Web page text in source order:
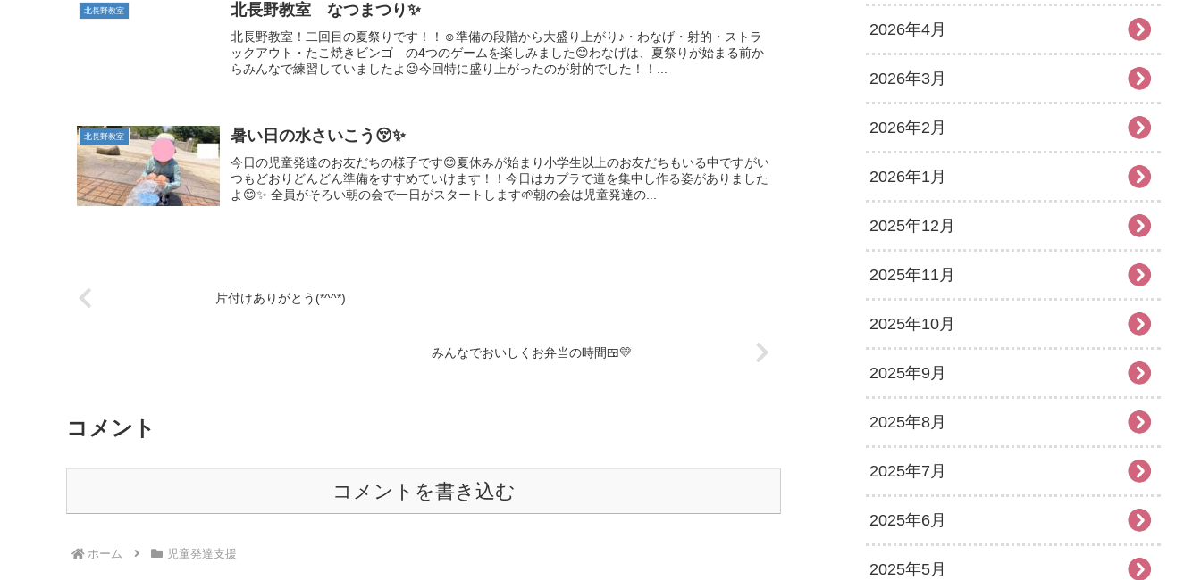
北長野教室 北長野教室 なつまつり✨
北長野教室！二回目の夏祭りです！！☺準備の段階から大盛り上がり♪・わなげ・射的・ストラ
ックアウト・たこ焼きビンゴ の4つのゲームを楽しみました😊わなげは、夏祭りが始まる前か
らみんなで練習していましたよ😉今回特に盛り上がったのが射的でした！！...
北長野教室 暑い日の水さいこう😚✨
今日の児童発達のお友だちの様子です😊夏休みが始まり小学生以上のお友だちもいる中ですがい
つもどおりどんどん準備をすすめていけます！！今日はカプラで道を集中し作る姿がありました
よ😊✨ 全員がそろい朝の会で一日がスタートします🌱朝の会は児童発達の...
片付けありがとう(*^^*)
みんなでおいしくお弁当の時間🍱💛
コメント
コメントを書き込む
ホーム 児童発達支援
2026年4月
2026年3月
2026年2月
2026年1月
2025年12月
2025年11月
2025年10月
2025年9月
2025年8月
2025年7月
2025年6月
2025年5月